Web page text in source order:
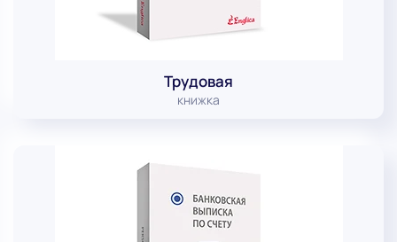
Трудовая
книжка